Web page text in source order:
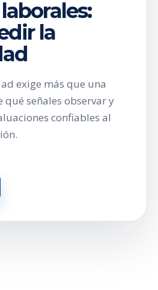
la
exige más que una
qué señales observar y
confiables al